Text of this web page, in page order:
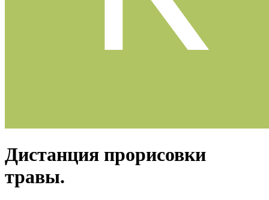
Дистанция прорисовки
травы.